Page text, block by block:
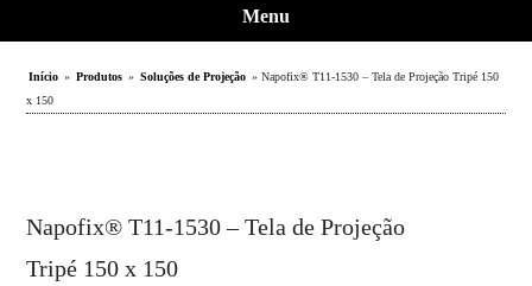
Menu
Início » Produtos » Soluções de Projeção » Napofix® T11-1530 – Tela de Projeção Tripé 150
x 150
Napofix® T11-1530 – Tela de Projeção
Tripé 150 x 150